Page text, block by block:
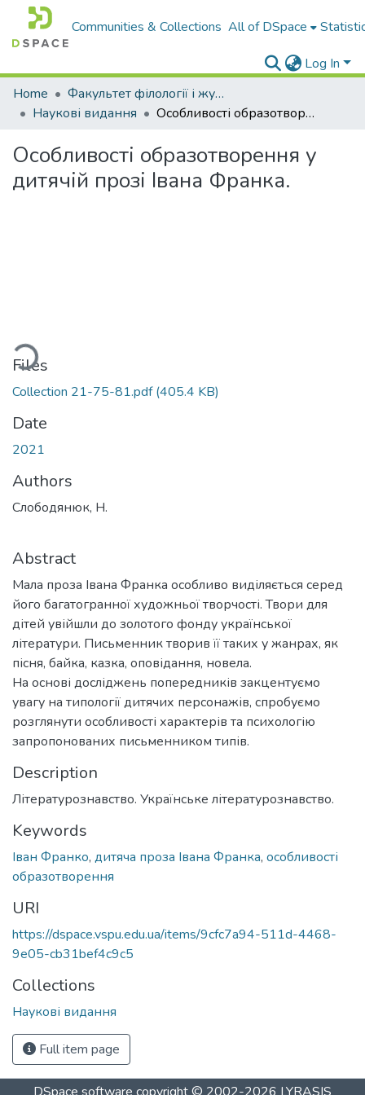
Communities & Collections All of DSpace
Log In
Home
Факультет філології і журналістики ім. М. Стельмаха
Наукові видання
Особливості образотворення у дитячій прозі Івана Франка.
Особливості образотворення у
дитячій прозі Івана Франка.
Files
Collection 21-75-81.pdf(405.4 KB)
Date
2021
Authors
Слободянюк, Н.
Abstract
Мала проза Івана Франка особливо виділяється серед
його багатогранної художньої творчості. Твори для
дітей увійшли до золотого фонду української
літератури. Письменник творив її таких у жанрах, як
пісня, байка, казка, оповідання, новела.
На основі досліджень попередників закцентуємо
увагу на типології дитячих персонажів, спробуємо
розглянути особливості характерів та психологію
запропонованих письменником типів.
Description
Літературознавство. Українське літературознавство.
Keywords
Іван Франко, дитяча проза Івана Франка, особливості
образотворення
URI
https://dspace.vspu.edu.ua/items/9cfc7a94-511d-4468-
9e05-cb31bef4c9c5
Collections
Наукові видання
Full item page